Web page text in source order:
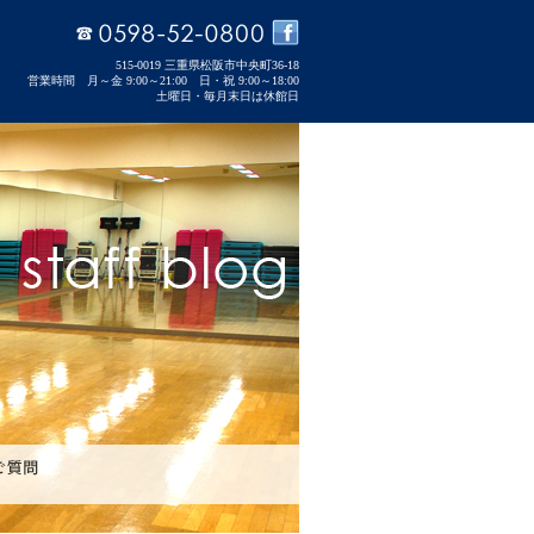
515-0019 三重県松阪市中央町36-18
営業時間 月～金 9:00～21:00 日・祝 9:00～18:00
土曜日・毎月末日は休館日